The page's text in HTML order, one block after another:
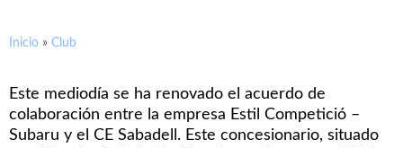
Inicio » Club
Este mediodía se ha renovado el acuerdo de
colaboración entre la empresa Estil Competició –
Subaru y el CE Sabadell. Este concesionario, situado